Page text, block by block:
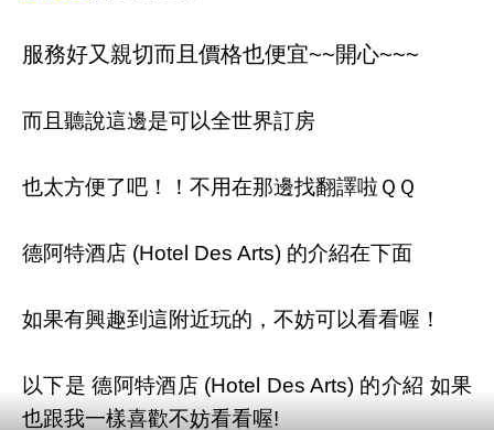
服務好又親切而且價格也便宜~~開心~~~
而且聽說這邊是可以全世界訂房
也太方便了吧！！不用在那邊找翻譯啦ＱＱ
德阿特酒店 (Hotel Des Arts) 的介紹在下面
如果有興趣到這附近玩的，不妨可以看看喔！
以下是 德阿特酒店 (Hotel Des Arts) 的介紹 如果
也跟我一樣喜歡不妨看看喔!